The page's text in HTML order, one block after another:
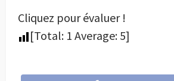
Cliquez pour évaluer !
[Total: 1 Average: 5]